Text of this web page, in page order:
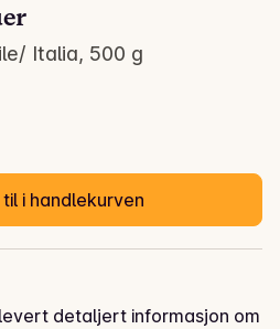
Italia, 500 g
i handlekurven
detaljert informasjon om